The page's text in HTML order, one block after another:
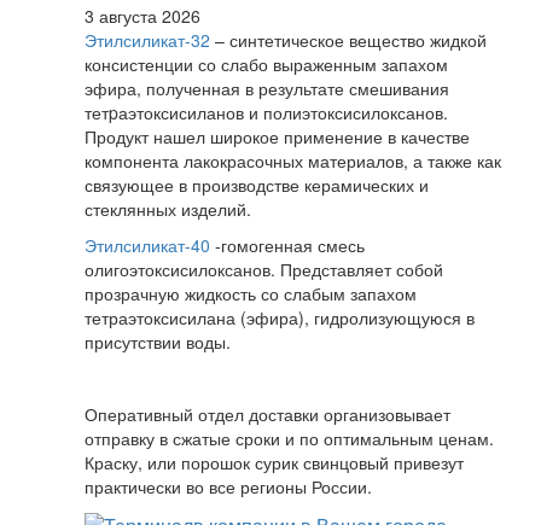
3 августа 2026
Этилсиликат-32 – синтетическое вещество жидкой
консистенции со слабо выраженным запахом
эфира, полученная в результате смешивания
тетpаэтоксисиланов и полиэтоксисилоксанов.
Продукт нашел широкое применение в качестве
компонента лакокрасочных материалов, а также как
связующее в производстве керамических и
стеклянных изделий.
Этилсиликат-40 -гомогенная смесь
олигоэтоксисилоксанов. Представляет собой
прозрачную жидкость со слабым запахом
тетраэтоксисилана (эфира), гидролизующуюся в
присутствии воды.
Оперативный отдел доставки организовывает
отправку в сжатые сроки и по оптимальным ценам.
Краску, или порошок сурик свинцовый привезут
практически во все регионы России.